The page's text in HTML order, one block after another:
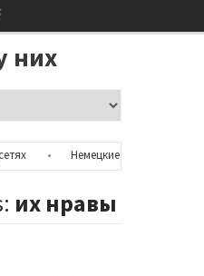
них
Немецкие неонацисты,
мигрантов оккупировали
их нравы